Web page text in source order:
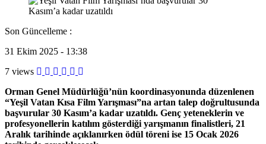
Son Güncelleme :
31 Ekim 2025 - 13:38
7 views
Orman Genel Müdürlüğü’nün koordinasyonunda düzenlenen
“Yeşil Vatan Kısa Film Yarışması”na artan talep doğrultusunda
başvurular 30 Kasım’a kadar uzatıldı. Genç yeteneklerin ve
profesyonellerin katılım gösterdiği yarışmanın finalistleri, 21
Aralık tarihinde açıklanırken ödül töreni ise 15 Ocak 2026